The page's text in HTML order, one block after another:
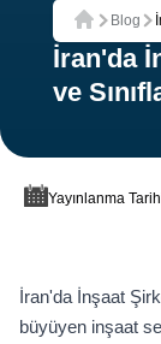
Ana Sayfa
Blog
İran'da
ve
Yayınlanma
İran'da İnşaat
büyüyen inşaat